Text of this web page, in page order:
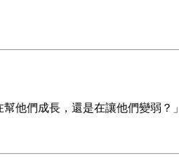
他們成長，還是在讓他們變弱？」